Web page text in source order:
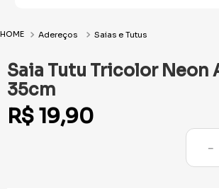
Adereços Saias e Tutus
Saia Tutu Tricolor Neon
35cm
R$ 19,90
－